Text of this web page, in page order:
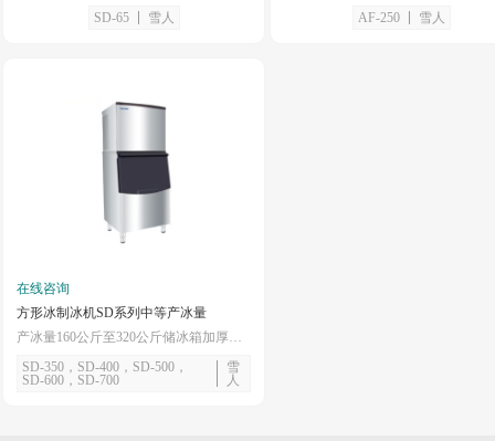
SD-65 雪人 AF-250 雪人
在线咨询
方形冰制冰机SD系列中等产冰量
产冰量160公斤至320公斤储冰箱加厚保温设计
SD-350，SD-400，SD-500，
SD-600，SD-700
雪
人